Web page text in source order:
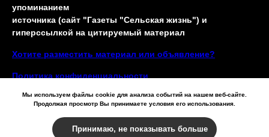
упоминанием
источника (сайт "Газеты "Сельская жизнь") и
гиперссылкой на цитируемый материал
Хотите разместить материал или объявление?
Политика конфиденциальности
Мы используем файлы cookie для анализа событий на нашем веб-сайте.
Продолжая просмотр Вы принимаете условия его использования.
Принимаю, не показывать больше